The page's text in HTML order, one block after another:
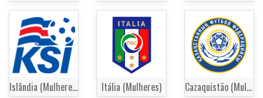
Islândia (Mulheres) Itália (Mulheres) Cazaquistão (Mulheres)